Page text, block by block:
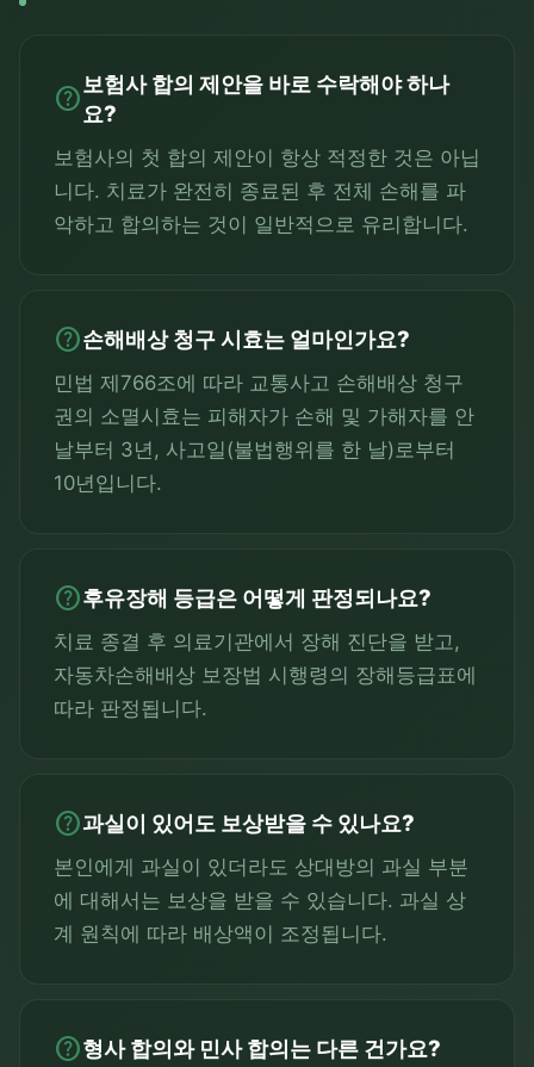
help보험사 합의 제안을 바로 수락해야 하나
요?
보험사의 첫 합의 제안이 항상 적정한 것은 아닙
니다. 치료가 완전히 종료된 후 전체 손해를 파
악하고 합의하는 것이 일반적으로 유리합니다.
help손해배상 청구 시효는 얼마인가요?
민법 제766조에 따라 교통사고 손해배상 청구
권의 소멸시효는 피해자가 손해 및 가해자를 안
날부터 3년, 사고일(불법행위를 한 날)로부터
10년입니다.
help후유장해 등급은 어떻게 판정되나요?
치료 종결 후 의료기관에서 장해 진단을 받고,
자동차손해배상 보장법 시행령의 장해등급표에
따라 판정됩니다.
help과실이 있어도 보상받을 수 있나요?
본인에게 과실이 있더라도 상대방의 과실 부분
에 대해서는 보상을 받을 수 있습니다. 과실 상
계 원칙에 따라 배상액이 조정됩니다.
help형사 합의와 민사 합의는 다른 건가요?